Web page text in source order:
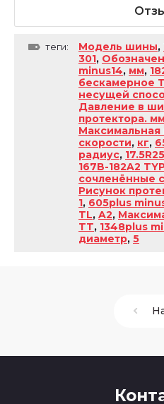
теги: Модель шины,
301,
minus14, мм,
бескамерное
несущей
Давление в
протектора.
Максимальная
скорости, кг,
радиус,
167B-182A2
сочленённые
Рисунок
1, 605plus
TL, A2,
TT, 1348plus
диаметр, 5